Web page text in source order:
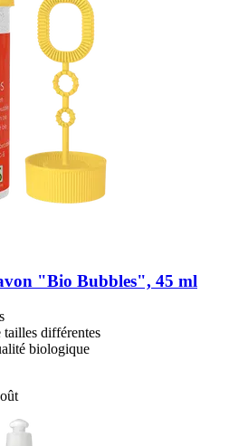
"Bio Bubbles", 45 ml
tailles différentes
biologique